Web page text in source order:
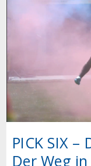
PICK SIX
Der Weg in